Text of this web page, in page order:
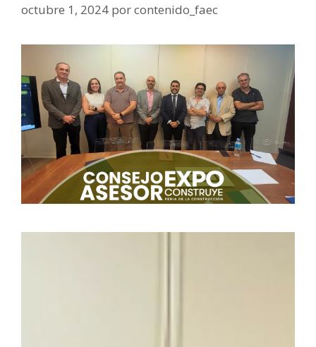
octubre 1, 2024 porcontenido_faec